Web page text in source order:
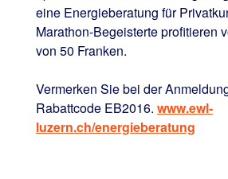
eine Energieberatung für
Marathon-Begeisterte profitieren
von 50 Franken.
Vermerken Sie bei der
Rabattcode EB2016. www.ewl-
luzern.ch/energieberatung